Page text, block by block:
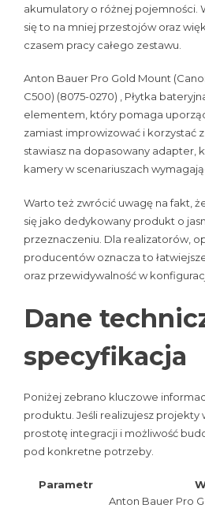
akumulatory o różnej pojemności.
się to na mniej przestojów oraz
czasem pracy całego zestawu.
Anton Bauer Pro Gold Mount
C500) (8075-0270) , Płytka
elementem, który pomaga
zamiast improwizować i korzystać z
stawiasz na dopasowany adapter,
kamery w scenariuszach
Warto też zwrócić uwagę na fakt,
się jako dedykowany produkt o
przeznaczeniu. Dla realizatorów,
producentów oznacza to
oraz przewidywalność w
Dane
specyfikacja
Poniżej zebrano kluczowe
produktu. Jeśli realizujesz projekty
prostotę integracji i możliwość
pod konkretne potrzeby.
Parametr
Anton Bauer Pro